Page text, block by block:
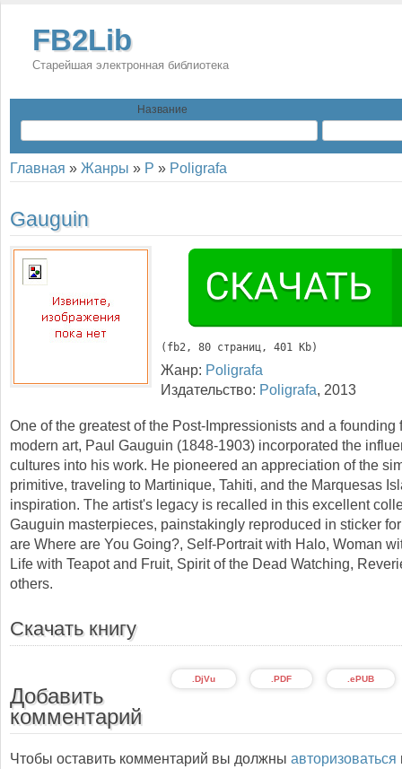
FB2Lib
Старейшая электронная библиотека
Название
Главная » Жанры » P » Poligrafa
Gauguin
( fb2, 80 страниц, 401 Kb)
Жанр: Poligrafa
Издательство: Poligrafa, 2013
One of the greatest of the Post-Impressionists and a founding
modern art, Paul Gauguin (1848-1903) incorporated the
cultures into his work. He pioneered an appreciation of the
primitive, traveling to Martinique, Tahiti, and the Marquesas
inspiration. The artist's legacy is recalled in this excellent
Gauguin masterpieces, painstakingly reproduced in sticker
are Where are You Going?, Self-Portrait with Halo, Woman
Life with Teapot and Fruit, Spirit of the Dead Watching,
others.
Скачать книгу
.ePUB
.PDF
.DjVu
Добавить
комментарий
Чтобы оставить комментарий вы должны авторизоваться